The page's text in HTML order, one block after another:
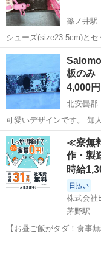
篠ノ井駅
シューズ(size23.5cm)と
させて頂きます。 8年ほど前に購入したスノーボードです。 【サイ
ズ】縦：144cm、横：
あり...
長野 長野市
板のみ
4,000円
北安曇郡
可愛いデザインです。 知
す。 使用感あります（ノーズ
の中高・大学生にお勧め
しくお願いします。
長野 北安曇郡 ス
≪寮無
作・製
時給
日払い
株式会社
茅野駅
【お昼ご飯がタダ！食事